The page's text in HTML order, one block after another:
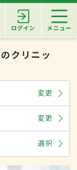
ログイン メニュー
のクリニッ
変更
変更
選択